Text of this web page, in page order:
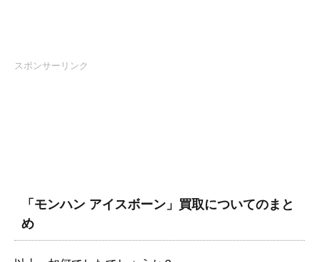
スポンサーリンク
「モンハン アイスボーン」買取についてのまと
め